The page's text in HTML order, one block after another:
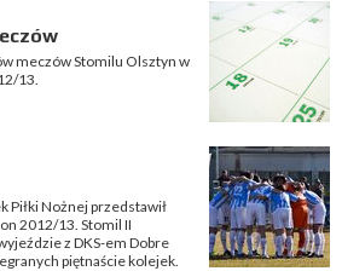
meczów Stomilu Olsztyn w
13.
Piłki Nożnej przedstawił
2012/13. Stomil II
z DKS-em Dobre
piętnaście kolejek.